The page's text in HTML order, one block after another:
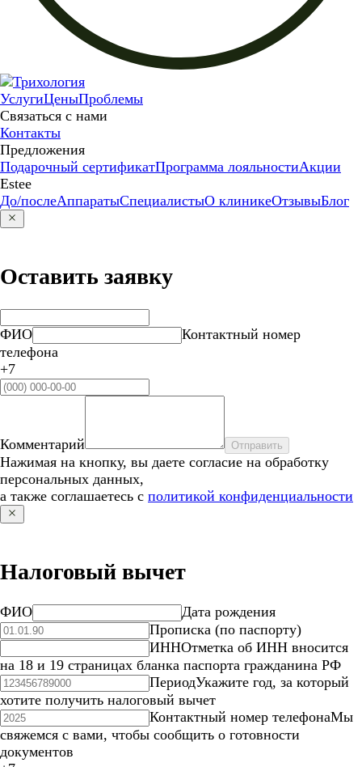
УслугиЦеныПроблемы
Связаться с нами
Контакты
Предложения
Подарочный сертификатПрограмма лояльностиАкции
Estee
До/послеАппаратыСпециалистыО клиникеОтзывыБлог
Оставить заявку
ФИО
Контактный номер
телефона
+7
Комментарий Отправить
Нажимая на кнопку, вы даете согласие на обработку
персональных данных,
а также соглашаетесь с политикой конфиденциальности
Налоговый вычет
ФИО
Дата рождения
Прописка (по паспорту)
ИННОтметка об ИНН вносится
на 18 и 19 страницах бланка паспорта гражданина РФ
ПериодУкажите год, за который
хотите получить налоговый вычет
Контактный номер телефонаМы
свяжемся с вами, чтобы сообщить о готовности
документов